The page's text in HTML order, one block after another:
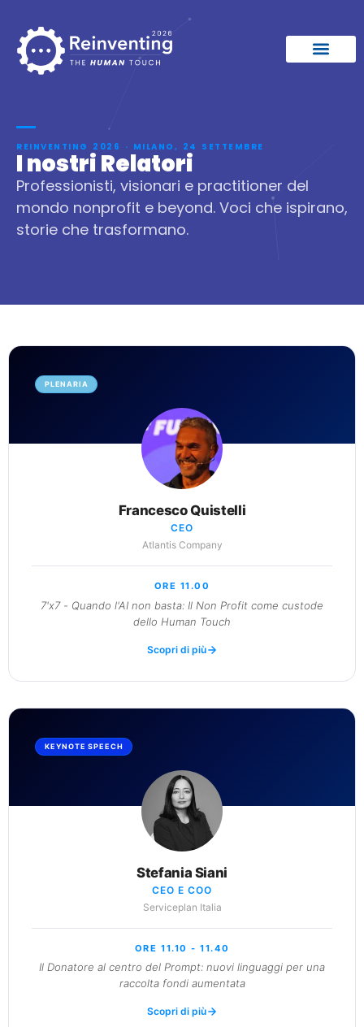
REINVENTING 2026 · MILANO, 24 SETTEMBRE
I nostri Relatori
Professionisti, visionari e practitioner del
mondo nonprofit e beyond. Voci che ispirano,
storie che trasformano.
PLENARIA
Francesco Quistelli
CEO
Atlantis Company
ORE 11.00
7'x7 - Quando l'AI non basta: Il Non Profit come custode
dello Human Touch
Scopri di più
KEYNOTE SPEECH
Stefania Siani
CEO E COO
Serviceplan Italia
ORE 11.10 - 11.40
Il Donatore al centro del Prompt: nuovi linguaggi per una
raccolta fondi aumentata
Scopri di più